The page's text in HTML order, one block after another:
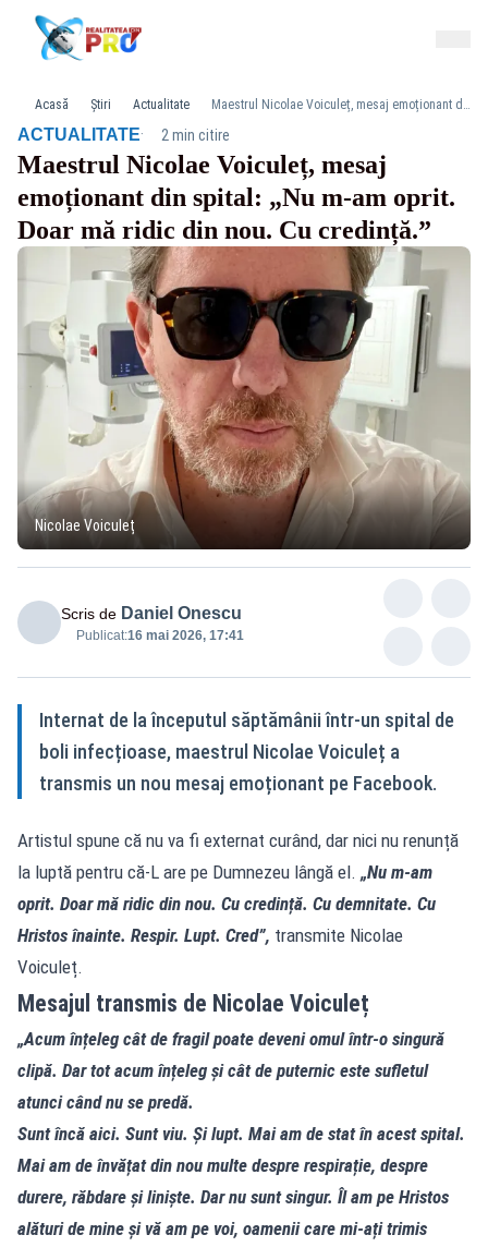
Acasă Știri Actualitate Maestrul Nicolae Voiculeț, mesaj emoționant din spital: „Nu m-am oprit. Doar mă ridic din nou. Cu credință.”
ACTUALITATE· 2 min citire
Maestrul Nicolae Voiculeț, mesaj
emoționant din spital: „Nu m-am oprit.
Doar mă ridic din nou. Cu credință.”
Nicolae Voiculeț
Scris de Daniel Onescu
Publicat:16 mai 2026, 17:41
Internat de la începutul săptămânii într-un spital de
boli infecțioase, maestrul Nicolae Voiculeț a
transmis un nou mesaj emoționant pe Facebook.
Artistul spune că nu va fi externat curând, dar nici nu renunță
la luptă pentru că-L are pe Dumnezeu lângă el. „Nu m-am
oprit. Doar mă ridic din nou. Cu credință. Cu demnitate. Cu
Hristos înainte. Respir. Lupt. Cred”, transmite Nicolae
Voiculeț.
Mesajul transmis de Nicolae Voiculeț
„Acum înțeleg cât de fragil poate deveni omul într-o singură
clipă. Dar tot acum înțeleg și cât de puternic este sufletul
atunci când nu se predă.
Sunt încă aici. Sunt viu. Și lupt. Mai am de stat în acest spital.
Mai am de învățat din nou multe despre respirație, despre
durere, răbdare și liniște. Dar nu sunt singur. Îl am pe Hristos
alături de mine și vă am pe voi, oamenii care mi-ați trimis